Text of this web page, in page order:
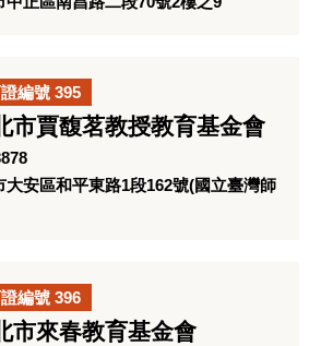
編號 395
市賈馥茗教授教育基金會
大安區和平東路1段162號(國立臺灣師
編號 396
市來春教育基金會